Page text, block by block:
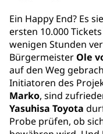
Ein Happy End? Es
ersten 10.000
wenigen Stunden
BürgermeisterOle
auf den Weg
Initiatoren des
Marko, sind
Yasuhisa Toyota
Probe prüfen, ob